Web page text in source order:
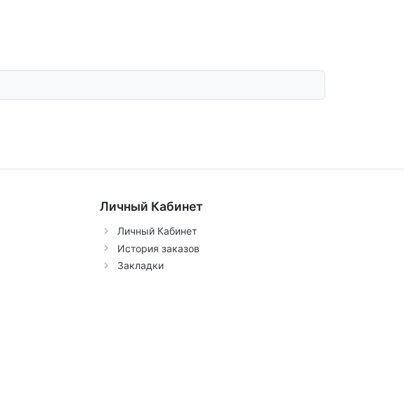
Личный Кабинет
Личный Кабинет
История заказов
Закладки